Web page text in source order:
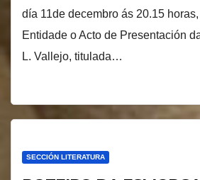
día 11de decembro ás 20.15
Entidade o Acto de Presentación
L. Vallejo, titulada…
SECCIÓN LITERATURA